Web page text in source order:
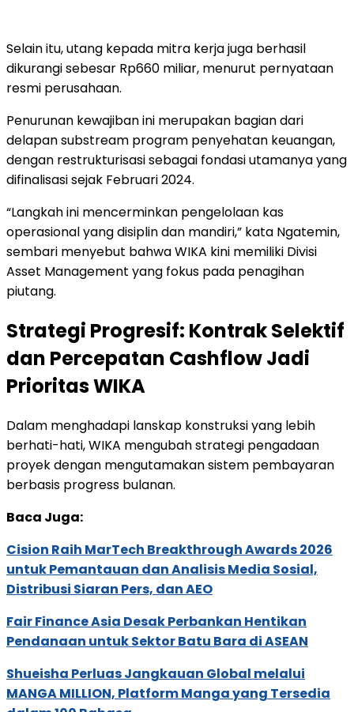
Selain itu, utang kepada mitra kerja juga berhasil
dikurangi sebesar Rp660 miliar, menurut pernyataan
resmi perusahaan.
Penurunan kewajiban ini merupakan bagian dari
delapan substream program penyehatan keuangan,
dengan restrukturisasi sebagai fondasi utamanya yang
difinalisasi sejak Februari 2024.
“Langkah ini mencerminkan pengelolaan kas
operasional yang disiplin dan mandiri,” kata Ngatemin,
sembari menyebut bahwa WIKA kini memiliki Divisi
Asset Management yang fokus pada penagihan
piutang.
Strategi Progresif: Kontrak Selektif
dan Percepatan Cashflow Jadi
Prioritas WIKA
Dalam menghadapi lanskap konstruksi yang lebih
berhati-hati, WIKA mengubah strategi pengadaan
proyek dengan mengutamakan sistem pembayaran
berbasis progress bulanan.
Baca Juga:
Cision Raih MarTech Breakthrough Awards 2026
untuk Pemantauan dan Analisis Media Sosial,
Distribusi Siaran Pers, dan AEO
Fair Finance Asia Desak Perbankan Hentikan
Pendanaan untuk Sektor Batu Bara di ASEAN
Shueisha Perluas Jangkauan Global melalui
MANGA MILLION, Platform Manga yang Tersedia